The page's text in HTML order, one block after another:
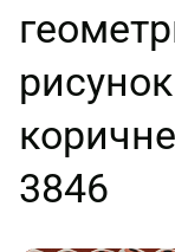
3846